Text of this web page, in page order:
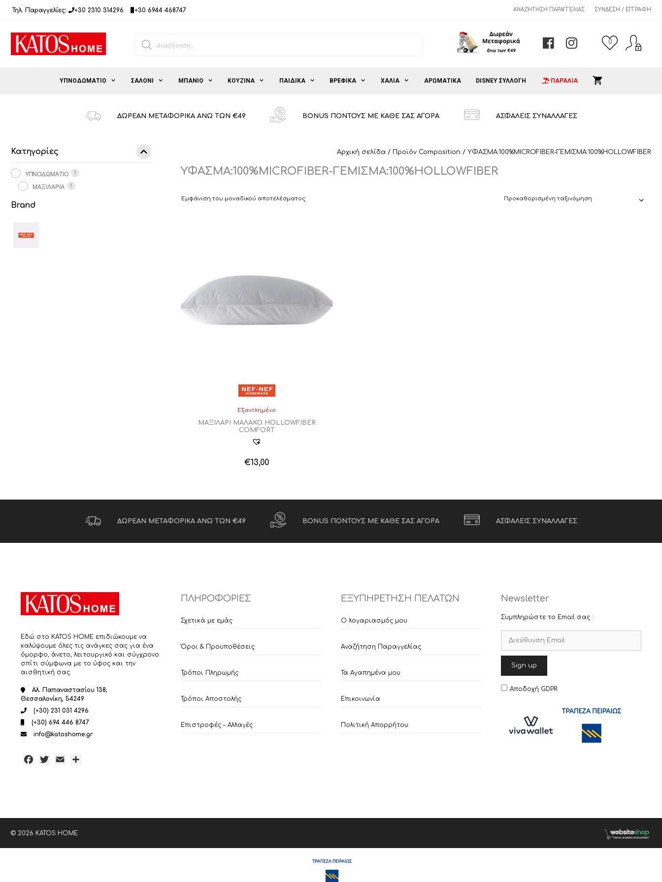
Τηλ. Παραγγελίες: +30 2310 314296 +30 6944 468747 ΑΝΑΖΉΤΗΣΗ ΠΑΡΑΓΓΕΛΊΑΣ ΣΎΝΔΕΣΗ / ΕΓΓΡΑΦΉ
search
0
ΥΠΝΟΔΩΜΑΤΙΟ ΣΑΛΟΝΙ ΜΠΑΝΙΟ ΚΟΥΖΙΝΑ ΠΑΙΔΙΚΑ ΒΡΕΦΙΚΑ ΧΑΛΙΑ ΑΡΩΜΑΤΙΚΑ DISNEY ΣΥΛΛΟΓΗ ΠΑΡΑΛΙΑ
ΔΩΡΕΑΝ ΜΕΤΑΦΟΡΙΚΑ ΑΝΩ ΤΩΝ €49 BONUS ΠΟΝΤΟΥΣ ΜΕ ΚΑΘΕ ΣΑΣ ΑΓΟΡΑ ΑΣΦΑΛΕΙΣ ΣΥΝΑΛΛΑΓΕΣ
Αρχική σελίδα / Προϊόν Composition / ΥΦΑΣΜΑ:100%MICROFIBER-ΓΕΜΙΣΜΑ:100%HOLLOWFIBER
ΥΦΑΣΜΑ:100%MICROFIBER-ΓΕΜΙΣΜΑ:100%HOLLOWFIBER
Εμφάνιση του μοναδικού αποτελέσματος
Εξαντλημένο
ΜΑΞΙΛΑΡΙ ΜΑΛΑΚΟ HOLLOWFIBER
COMFORT
€13,00
Κατηγορίες
ΥΠΝΟΔΩΜΑΤΙΟ
ΜΑΞΙΛΑΡΙΑ
Brand
ΔΩΡΕΑΝ ΜΕΤΑΦΟΡΙΚΑ ΑΝΩ ΤΩΝ €49 BONUS ΠΟΝΤΟΥΣ ΜΕ ΚΑΘΕ ΣΑΣ ΑΓΟΡΑ ΑΣΦΑΛΕΙΣ ΣΥΝΑΛΛΑΓΕΣ
Εδώ στο KATOS HOME επιδιώκουμε να
καλύψουμε όλες τις ανάγκες σας για ένα
όμορφο, άνετο, λειτουργικό και σύγχρονο
σπίτι σύμφωνα με το ύφος και την
αισθητική σας.
Αλ. Παπαναστασίου 138,
Θεσσαλονίκη, 54249
(+30) 231 031 4296
(+30) 694 446 8747
info@katoshome.gr
Facebook
TwitterEmail
ΠΛΗΡΟΦΟΡΙΕΣ
Σχετικά με εμάς
Όροι & Προυποθέσεις
Τρόποι Πληρωμής
Τρόποι Αποστολής
Επιστροφές – Αλλαγές
ΕΞΥΠΗΡΕΤΗΣΗ ΠΕΛΑΤΩΝ
Ο λογαριασμός μου
Αναζήτηση Παραγγελίας
Τα Αγαπημένα μου
Επικοινωνία
Πολιτική Απορρήτου
Newsletter
Συμπληρώστε το Email σας :
Αποδοχή GDPR
© 2026 KATOS HOME